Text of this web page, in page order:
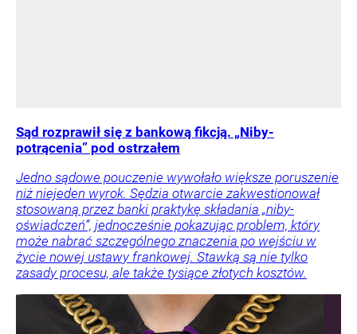
Sąd rozprawił się z bankową fikcją. „Niby-
potrącenia” pod ostrzałem
Jedno sądowe pouczenie wywołało większe poruszenie
niż niejeden wyrok. Sędzia otwarcie zakwestionował
stosowaną przez banki praktykę składania „niby-
oświadczeń”, jednocześnie pokazując problem, który
może nabrać szczególnego znaczenia po wejściu w
życie nowej ustawy frankowej. Stawką są nie tylko
zasady procesu, ale także tysiące złotych kosztów.